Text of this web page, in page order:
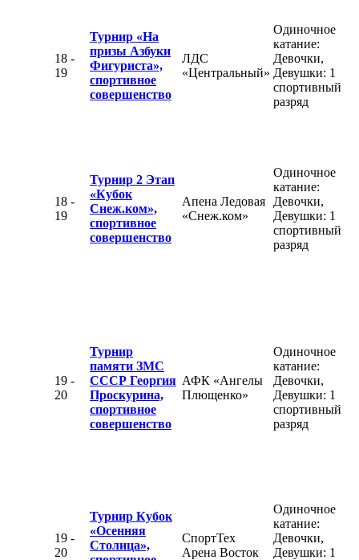
18 -
19
Турнир «На
призы Азбуки
Фигуриста»,
спортивное
совершенство
ЛДС
«Центральный»
Одиночное
катание:
Девочки,
Девушки: 1
спортивный
разряд
18 -
19
Турнир 2 Этап
«Кубок
Снеж.ком»,
спортивное
совершенство
Апена Ледовая
«Снеж.ком»
Одиночное
катание:
Девочки,
Девушки: 1
спортивный
разряд
19 -
20
Турнир
памяти ЗМС
СССР Георгия
Проскурина,
спортивное
совершенство
АФК «Ангелы
Плющенко»
Одиночное
катание:
Девочки,
Девушки: 1
спортивный
разряд
19 -
20
Турнир Кубок
«Осенняя
Столица»,
СпортТех
Арена Восток
Одиночное
катание:
Девочки,
Девушки: 1